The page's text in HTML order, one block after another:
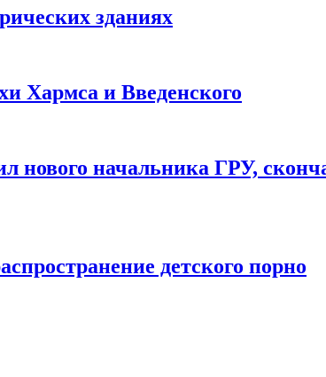
зданиях
Хармса и Введенского
начальника ГРУ,
детского порно